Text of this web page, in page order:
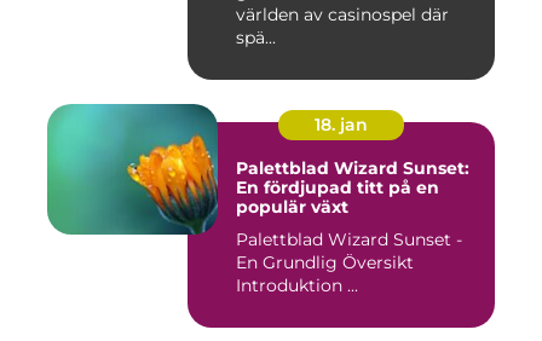
världen av casinospel där
spä...
18. jan
Palettblad Wizard Sunset:
En fördjupad titt på en
populär växt
Palettblad Wizard Sunset -
En Grundlig Översikt
Introduktion ...